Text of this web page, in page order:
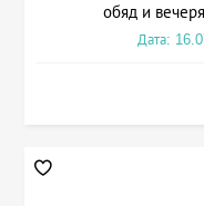
обяд и
Дата: